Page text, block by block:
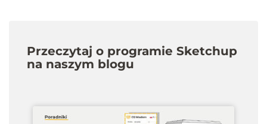
Przeczytaj o programie Sketchup
na naszym blogu